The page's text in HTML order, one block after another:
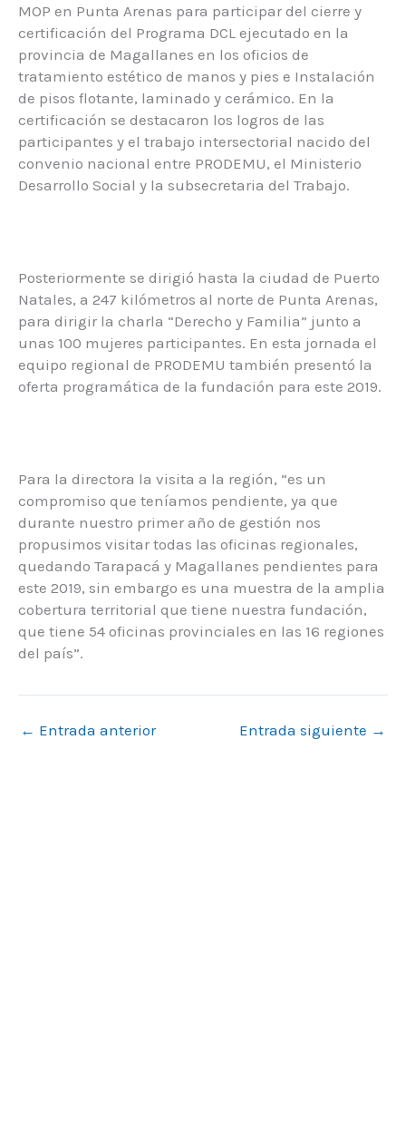
MOP en Punta Arenas para participar del cierre y
certificación del Programa DCL ejecutado en la
provincia de Magallanes en los oficios de
tratamiento estético de manos y pies e Instalación
de pisos flotante, laminado y cerámico. En la
certificación se destacaron los logros de las
participantes y el trabajo intersectorial nacido del
convenio nacional entre PRODEMU, el Ministerio
Desarrollo Social y la subsecretaria del Trabajo.
Posteriormente se dirigió hasta la ciudad de Puerto
Natales, a 247 kilómetros al norte de Punta Arenas,
para dirigir la charla “Derecho y Familia” junto a
unas 100 mujeres participantes. En esta jornada el
equipo regional de PRODEMU también presentó la
oferta programática de la fundación para este 2019.
Para la directora la visita a la región, “es un
compromiso que teníamos pendiente, ya que
durante nuestro primer año de gestión nos
propusimos visitar todas las oficinas regionales,
quedando Tarapacá y Magallanes pendientes para
este 2019, sin embargo es una muestra de la amplia
cobertura territorial que tiene nuestra fundación,
que tiene 54 oficinas provinciales en las 16 regiones
del país”.
← Entrada anterior Entrada siguiente →